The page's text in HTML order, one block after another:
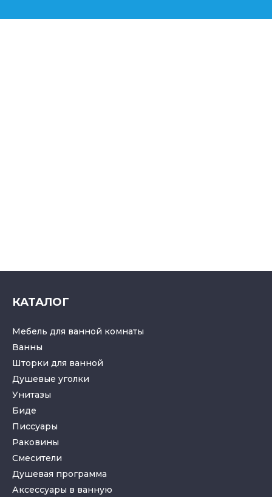
КАТАЛОГ
Мебель для ванной комнаты
Ванны
Шторки для ванной
Душевые уголки
Унитазы
Биде
Писсуары
Раковины
Смесители
Душевая программа
Аксессуары в ванную